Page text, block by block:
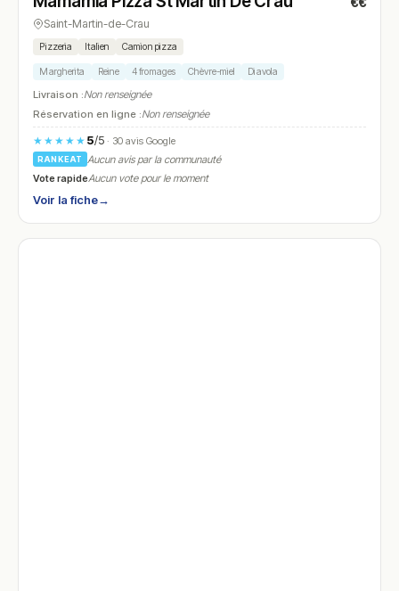
N° 28
Saint-Martin-de-Crau
Pizzeria Italien Camion pizza
Margherita Reine 4 fromages Chèvre-miel Diavola
Livraison :Non renseignée
Réservation en ligne :Non renseignée
★★★★★ 5/5· 30 avis Google
RANKEAT
Aucun avis par la communauté
Vote rapideAucun vote pour le moment
Voir la fiche→